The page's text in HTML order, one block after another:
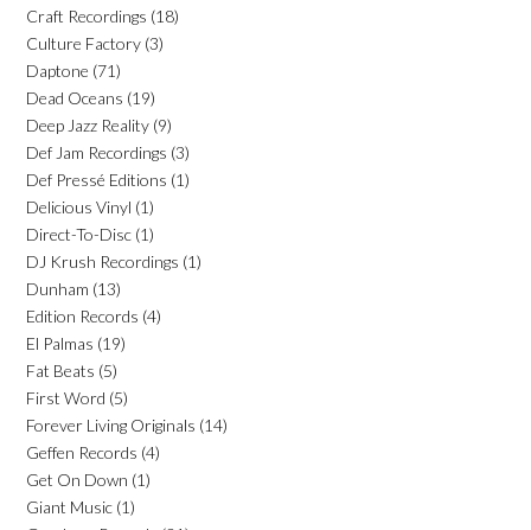
Craft Recordings (18)
Culture Factory (3)
Daptone (71)
Dead Oceans (19)
Deep Jazz Reality (9)
Def Jam Recordings (3)
Def Pressé Editions (1)
Delicious Vinyl (1)
Direct-To-Disc (1)
DJ Krush Recordings (1)
Dunham (13)
Edition Records (4)
El Palmas (19)
Fat Beats (5)
First Word (5)
Forever Living Originals (14)
Geffen Records (4)
Get On Down (1)
Giant Music (1)